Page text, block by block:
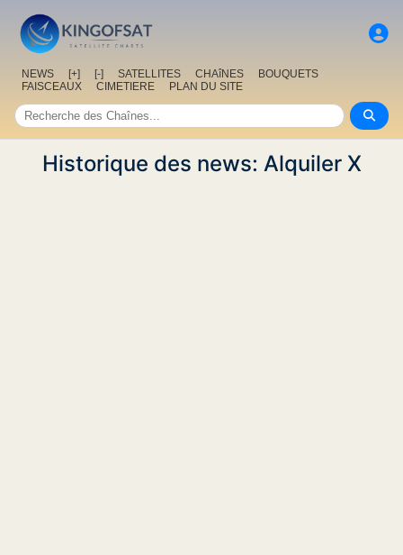
NEWS [+] [-] SATELLITES CHAîNES
BOUQUETS
FAISCEAUX
CIMETIERE PLAN DU SITE
Historique des news: Alquiler X